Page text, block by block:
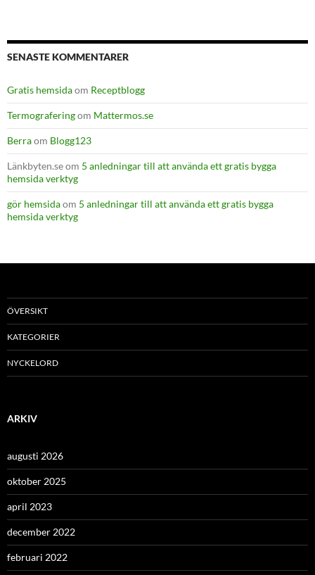
SENASTE KOMMENTARER
Gratis hemsidaom Receptblogg
Termograferingom Mattermos.se
Berraom Blogg123
Länkbyten.seom 5 anledningar till att använda ett gratis bygga
hemsida verktyg
gör hemsidaom 5 anledningar till att använda ett gratis bygga
hemsida verktyg
ÖVERSIKT
KATEGORIER
NYCKELORD
ARKIV
augusti 2026
oktober 2025
april 2023
december 2022
februari 2022